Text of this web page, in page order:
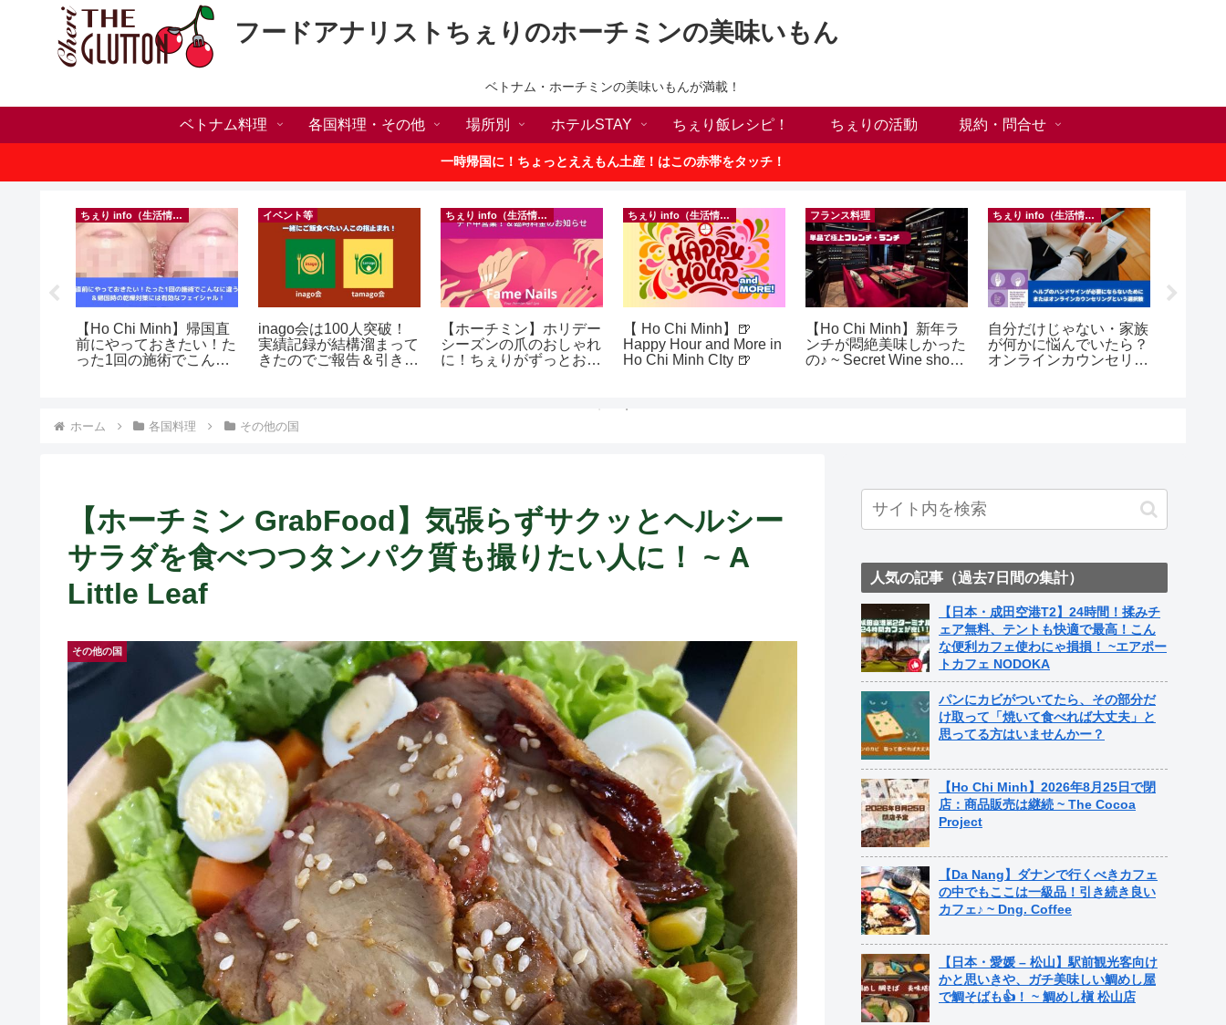
フードアナリストちぇりのホーチミンの美味いもん
ベトナム・ホーチミンの美味いもんが満載！
ベトナム料理 各国料理・その他 場所別 ホテルSTAY ちぇり飯レシピ！ ちぇりの活動 規約・問合せ
一時帰国に！ちょっとええもん土産！はこの赤帯をタッチ！
ちぇり info（生活情報）
【Ho Chi Minh】帰国直
前にやっておきたい！た
った1回の施術でこんな
イベント等
inago会は100人突破！
実績記録が結構溜まって
きたのでご報告＆引き続
ちぇり info（生活情報）
【ホーチミン】ホリデー
シーズンの爪のおしゃれ
に！ちぇりがずっとお世
ちぇり info（生活情報）
【 Ho Chi Minh】🍺
Happy Hour and More in
Ho Chi Minh CIty 🍺
フランス料理
【Ho Chi Minh】新年ラ
ンチが悶絶美味しかった
の♪ ~ Secret Wine shop
ちぇり info（生活情報）
自分だけじゃない・家族
が何かに悩んでいたら？
オンラインカウンセリン
ホーム 各国料理 その他の国
【ホーチミン GrabFood】気張らずサクッとヘルシー
サラダを食べつつタンパク質も撮りたい人に！ ~ A
Little Leaf
その他の国
人気の記事（過去7日間の集計）
【日本・成田空港T2】24時間！揉みチ
ェア無料、テントも快適で最高！こん
な便利カフェ使わにゃ損損！ ~エアポー
トカフェ NODOKA
パンにカビがついてたら、その部分だ
け取って「焼いて食べれば大丈夫」と
思ってる方はいませんかー？
【Ho Chi Minh】2026年8月25日で閉
店：商品販売は継続 ~ The Cocoa
Project
【Da Nang】ダナンで行くべきカフェ
の中でもここは一級品！引き続き良い
カフェ♪ ~ Dng. Coffee
【日本・愛媛 – 松山】駅前観光客向け
かと思いきや、ガチ美味しい鯛めし屋
で鯛そばも👍！ ~ 鯛めし槇 松山店